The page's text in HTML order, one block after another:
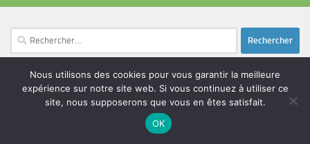
Rechercher :
ÉTIQUETTES
batteurbeatles
Nous utilisons des cookies pour vous garantir la meilleure
expérience sur notre site web. Si vous continuez à utiliser ce
site, nous supposerons que vous en êtes satisfait.
OK